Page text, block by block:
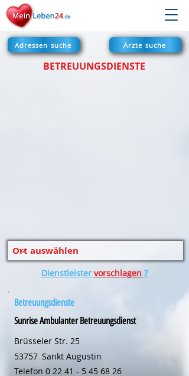
Adressen suche Ärzte suche
BETREUUNGSDIENSTE
Dienstleister vorschlagen ?
Betreuungsdienste
Sunrise Ambulanter Betreuungsdienst
Brüsseler Str. 25
53757 Sankt Augustin
Telefon 0 22 41 - 5 45 68 26